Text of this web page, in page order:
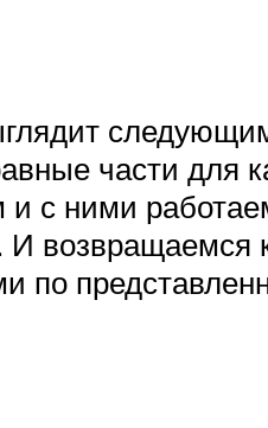
части для
с ними
И возвращаемся
по